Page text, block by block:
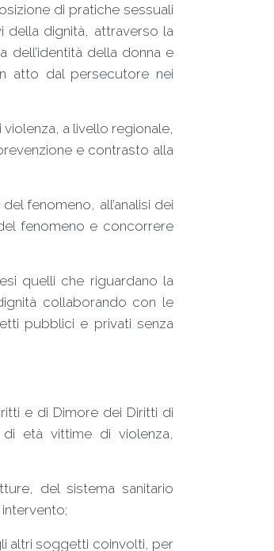
di pratiche sessuali
della dignità, attraverso la
dell’identità della donna e
atto dal persecutore nei
a livello regionale,
e contrasto alla
fenomeno, all’analisi dei
fenomeno e concorrere
quelli che riguardano la
collaborando con le
pubblici e privati senza
e di Dimore dei Diritti di
età vittime di violenza,
del sistema sanitario
altri soggetti coinvolti, per